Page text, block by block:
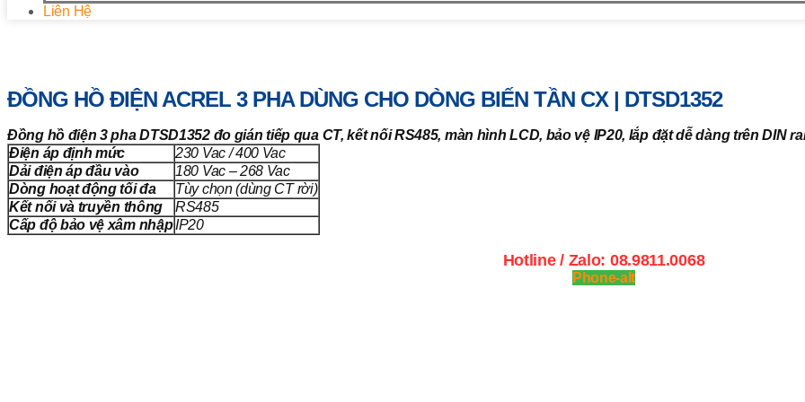
Liên Hệ
ĐỒNG HỒ ĐIỆN ACREL 3 PHA DÙNG CHO DÒNG BIẾN TẦN CX | DTSD1352
Đồng hồ điện 3 pha DTSD1352 đo gián tiếp qua CT, kết nối RS485, màn hình LCD, bảo vệ IP20, lắp đặt dễ dàng trên DIN
Điện áp định mức
230 Vac / 400 Vac
Dải điện áp đầu vào
180 Vac – 268 Vac
Dòng hoạt động tối đa
Tùy chọn (dùng CT rời)
Kết nối và truyền thông
RS485
Cấp độ bảo vệ xâm nhập IP20
Hotline / Zalo: 08.9811.0068
Phone-alt